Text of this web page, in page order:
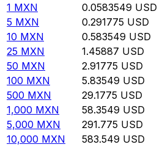
1 MXN 0.0583549 USD
5 MXN 0.291775 USD
10 MXN 0.583549 USD
25 MXN 1.45887 USD
50 MXN 2.91775 USD
100 MXN 5.83549 USD
500 MXN 29.1775 USD
1,000 MXN 58.3549 USD
5,000 MXN 291.775 USD
10,000 MXN 583.549 USD